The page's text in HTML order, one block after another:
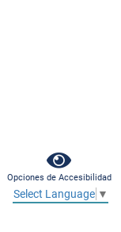
Opciones de Accesibilidad
Select Language ▼